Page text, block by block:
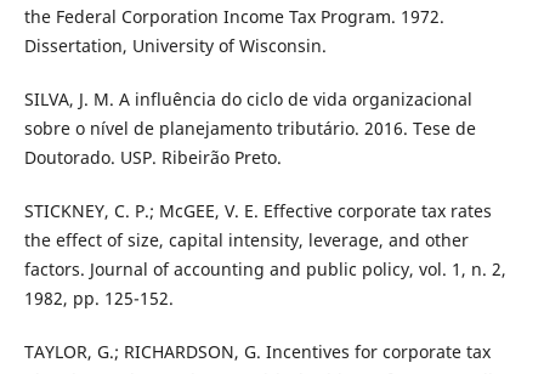
the Federal Corporation Income Tax Program. 1972.
Dissertation, University of Wisconsin.
SILVA, J. M. A influência do ciclo de vida organizacional
sobre o nível de planejamento tributário. 2016. Tese de
Doutorado. USP. Ribeirão Preto.
STICKNEY, C. P.; McGEE, V. E. Effective corporate tax rates
the effect of size, capital intensity, leverage, and other
factors. Journal of accounting and public policy, vol. 1, n. 2,
1982, pp. 125-152.
TAYLOR, G.; RICHARDSON, G. Incentives for corporate tax